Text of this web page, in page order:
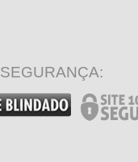
SEGURANÇA: